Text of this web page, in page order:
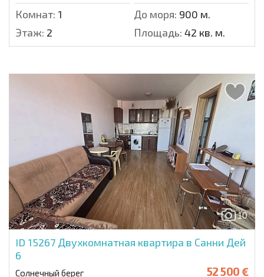
Комнат: 1 До моря: 900 м.
Этаж: 2 Площадь: 42 кв. м.
10
ID 15267 Двухкомнатная квартира в Санни Дей
6
Солнечный берег 52 500 €